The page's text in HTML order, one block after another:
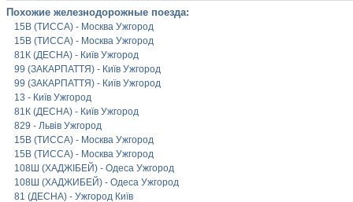
Похожие железнодорожные поезда:
15В (ТИССА) - Москва Ужгород
15В (ТИССА) - Москва Ужгород
81К (ДЕСНА) - Київ Ужгород
99 (ЗАКАРПАТТЯ) - Київ Ужгород
99 (ЗАКАРПАТТЯ) - Київ Ужгород
13 - Київ Ужгород
81К (ДЕСНА) - Київ Ужгород
829 - Львів Ужгород
15В (ТИССА) - Москва Ужгород
15В (ТИССА) - Москва Ужгород
108Ш (ХАДЖІБЕЙ) - Одеса Ужгород
108Ш (ХАДЖИБЕЙ) - Одеса Ужгород
81 (ДЕСНА) - Ужгород Київ